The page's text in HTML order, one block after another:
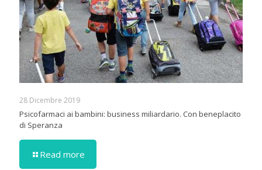
28 Dicembre 2019
Psicofarmaci ai bambini: business miliardario. Con beneplacito
di Speranza
Read more